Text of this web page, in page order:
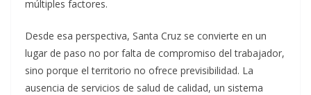
múltiples factores.
Desde esa perspectiva, Santa Cruz se convierte en un
lugar de paso no por falta de compromiso del trabajador,
sino porque el territorio no ofrece previsibilidad. La
ausencia de servicios de salud de calidad, un sistema